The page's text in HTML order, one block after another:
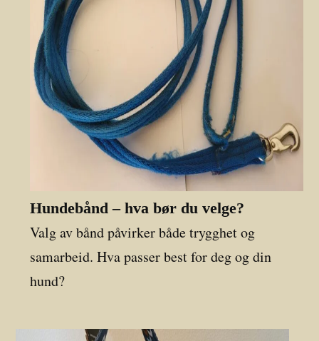
Hundebånd – hva bør du velge?
Valg av bånd påvirker både trygghet og
samarbeid. Hva passer best for deg og din
hund?